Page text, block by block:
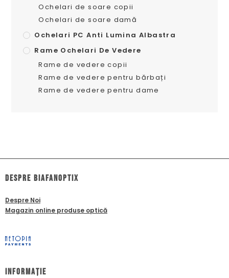
Ochelari de soare copii
Ochelari de soare damă
Ochelari PC Anti Lumina Albastra
Rame Ochelari De Vedere
Rame de vedere copii
Rame de vedere pentru bărbați
Rame de vedere pentru dame
dESPRE biafanoptix
Despre Noi
Magazin online produse optică
Informație